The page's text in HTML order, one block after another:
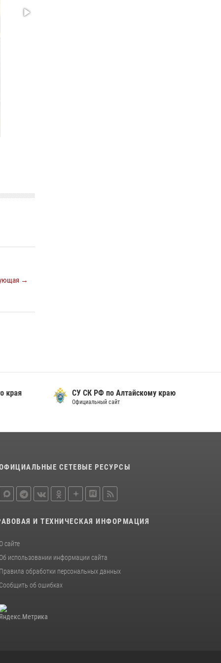
→
СУ СК РФ по Алтайскому краю
Официальный сайт
СЕТЕВЫЕ РЕСУРСЫ
И ТЕХНИЧЕСКАЯ ИНФОРМАЦИЯ
О сайте
Об использовании информации сайта
Правила обработки персональных данных
Сообщить об ошибках